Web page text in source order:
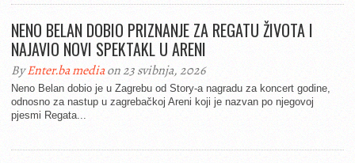
NENO BELAN DOBIO PRIZNANJE ZA REGATU ŽIVOTA I
NAJAVIO NOVI SPEKTAKL U ARENI
ByEnter.ba mediaon 23 svibnja, 2026
Neno Belan dobio je u Zagrebu od Story-a nagradu za koncert godine,
odnosno za nastup u zagrebačkoj Areni koji je nazvan po njegovoj
pjesmi Regata...